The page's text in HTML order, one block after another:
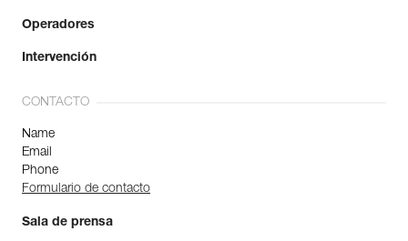
Operadores
Intervención
CONTACTO
Name
Email
Phone
Formulario de contacto
Sala de prensa